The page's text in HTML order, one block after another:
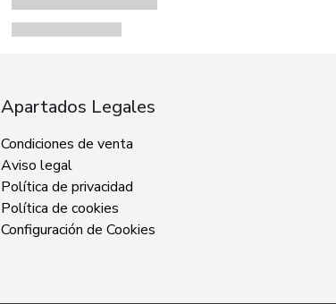
Apartados Legales
Condiciones de venta
Aviso legal
Política de privacidad
Política de cookies
Configuración de Cookies